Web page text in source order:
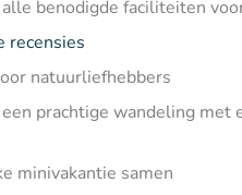
benodigde faciliteiten
recensies
natuurliefhebbers
prachtige wandeling met
minivakantie samen